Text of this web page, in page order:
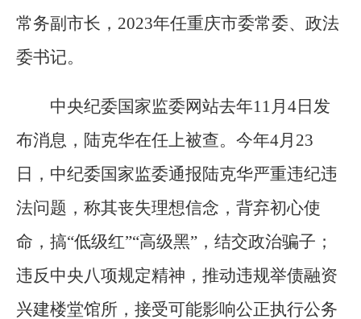
常务副市长，2023年任重庆市委常委、政法
委书记。
中央纪委国家监委网站去年11月4日发
布消息，陆克华在任上被查。今年4月23
日，中纪委国家监委通报陆克华严重违纪违
法问题，称其丧失理想信念，背弃初心使
命，搞“低级红”“高级黑”，结交政治骗子；
违反中央八项规定精神，推动违规举债融资
兴建楼堂馆所，接受可能影响公正执行公务